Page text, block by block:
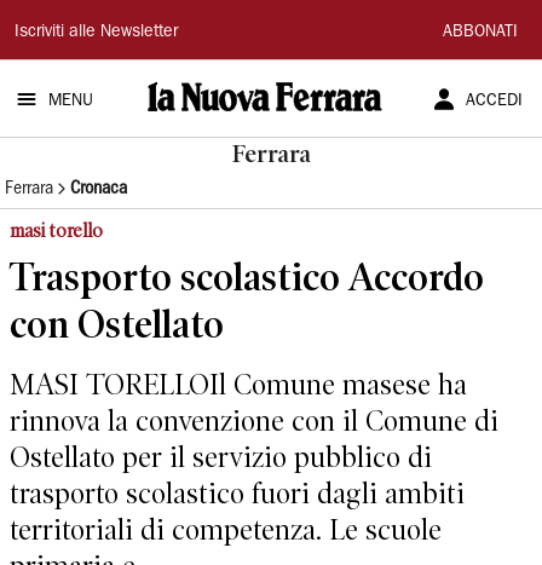
La
Nuova
Ferrara
Iscriviti alle Newsletter ABBONATI
MENU ACCEDI
Ferrara
Ferrara Cronaca
masi torello
Trasporto scolastico Accordo
con Ostellato
MASI TORELLOIl Comune masese ha
rinnova la convenzione con il Comune di
Ostellato per il servizio pubblico di
trasporto scolastico fuori dagli ambiti
territoriali di competenza. Le scuole